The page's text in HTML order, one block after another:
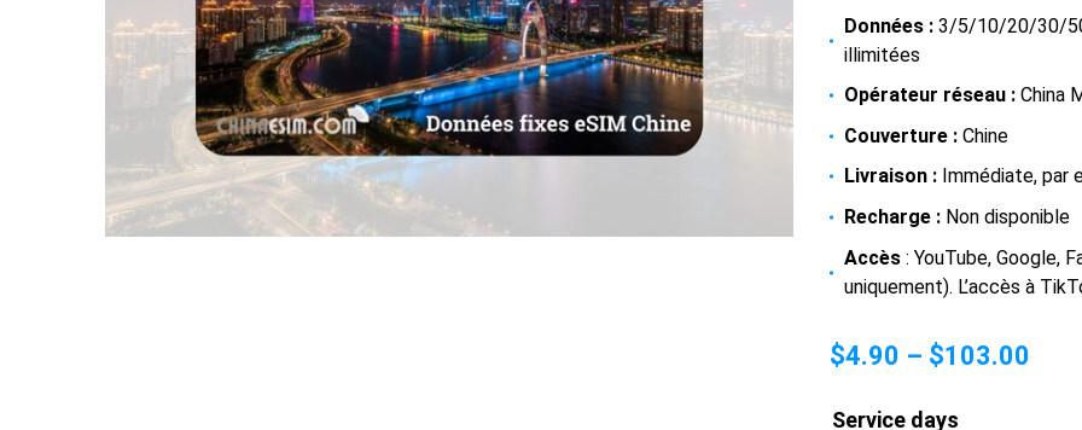
Données : 3/5/10/20/30/50
illimitées
Opérateur réseau : China
Couverture : Chine
Livraison : Immédiate, par
Recharge : Non disponible
Accès : YouTube, Google,
uniquement). L’accès à
$4.90 – $103.00
Service days